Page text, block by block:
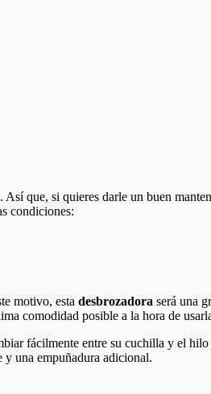
que, si quieres darle un buen
condiciones:
motivo, esta desbrozadora será una
comodidad posible a la hora de
fácilmente entre su cuchilla y el
y una empuñadura adicional.